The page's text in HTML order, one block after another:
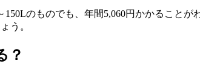
のものでも、年間5,060円かかること
う。
？